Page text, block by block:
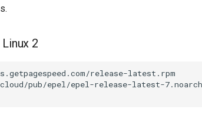
2
release-latest.rpm
pub/epel/epel-release-latest-